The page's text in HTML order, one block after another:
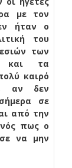
με τον
ήταν ο
του
των
και τα
καιρό
αν δεν
σε
από την
πως ο
να μην